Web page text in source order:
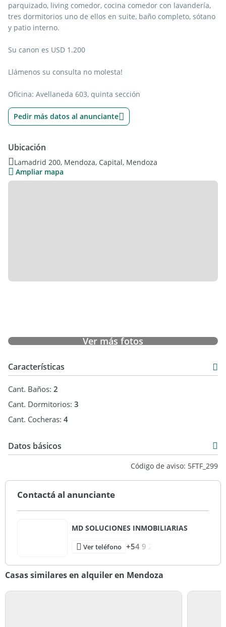
parquizado, living comedor, cocina comedor con lavandería,
tres dormitorios uno de ellos en suite, baño completo, sótano
y patio interno.
Su canon es USD 1.200
Llámenos su consulta no molesta!
Oficina: Avellaneda 603, quinta sección
Pedir más datos al anunciante
Ubicación
Lamadrid 200, Mendoza, Capital, Mendoza
Ampliar mapa
Ver más fotos
Características
Cant. Baños: 2
Cant. Dormitorios: 3
Cant. Cocheras: 4
Datos básicos
USD 1.200
Código de aviso: 5FTF_299
Contactá al anunciante
MD SOLUCIONES INMOBILIARIAS
Ver teléfono +54 9 2
Casas similares en alquiler en Mendoza